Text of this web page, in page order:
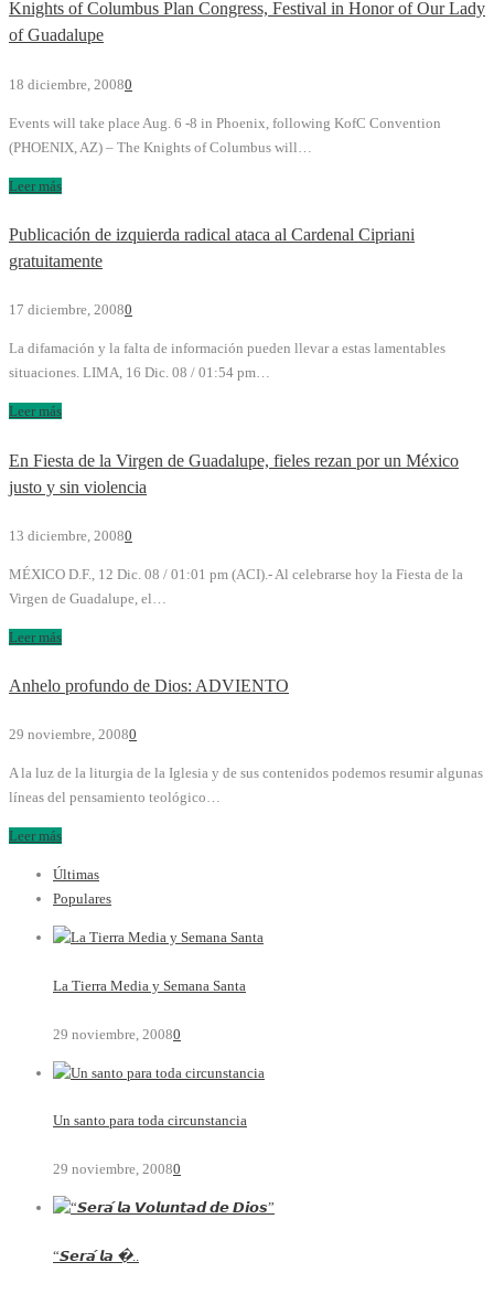
Knights of Columbus Plan Congress, Festival in Honor of Our Lady
of Guadalupe
18 diciembre, 20080
Events will take place Aug. 6 -8 in Phoenix, following KofC Convention
(PHOENIX, AZ) – The Knights of Columbus will…
Leer más
Publicación de izquierda radical ataca al Cardenal Cipriani
gratuitamente
17 diciembre, 20080
La difamación y la falta de información pueden llevar a estas lamentables
situaciones. LIMA, 16 Dic. 08 / 01:54 pm…
Leer más
En Fiesta de la Virgen de Guadalupe, fieles rezan por un México
justo y sin violencia
13 diciembre, 20080
MÉXICO D.F., 12 Dic. 08 / 01:01 pm (ACI).- Al celebrarse hoy la Fiesta de la
Virgen de Guadalupe, el…
Leer más
Anhelo profundo de Dios: ADVIENTO
29 noviembre, 20080
A la luz de la liturgia de la Iglesia y de sus contenidos podemos resumir algunas
líneas del pensamiento teológico…
Leer más
Últimas
Populares
La Tierra Media y Semana Santa
29 noviembre, 20080
Un santo para toda circunstancia
29 noviembre, 20080
“𝙎𝙚𝙧𝙖́ 𝙡𝙖 �..